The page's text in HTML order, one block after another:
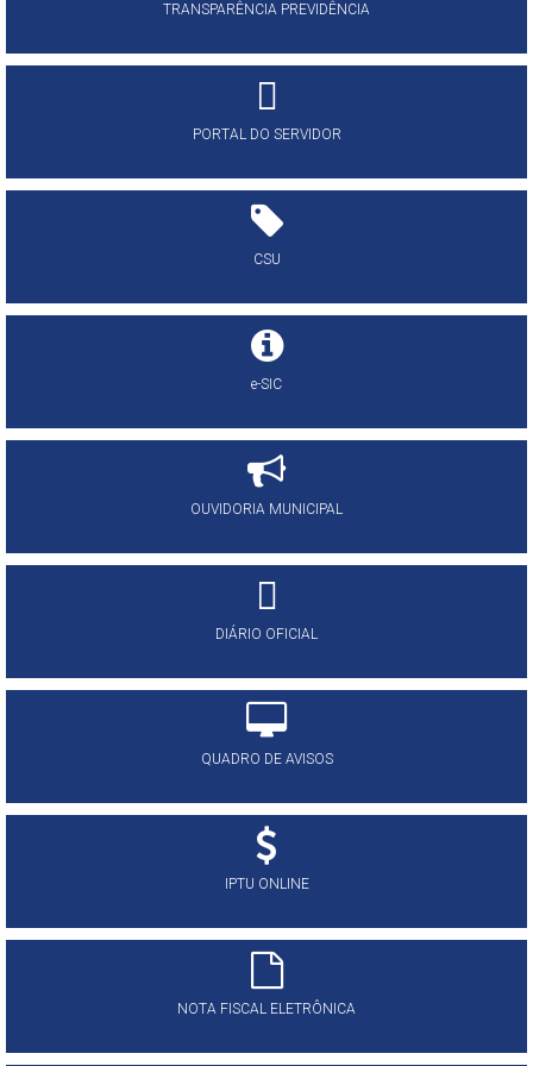
TRANSPARÊNCIA PREVIDÊNCIA
PORTAL DO SERVIDOR
CSU
e-SIC
OUVIDORIA MUNICIPAL
DIÁRIO OFICIAL
QUADRO DE AVISOS
IPTU ONLINE
NOTA FISCAL ELETRÔNICA